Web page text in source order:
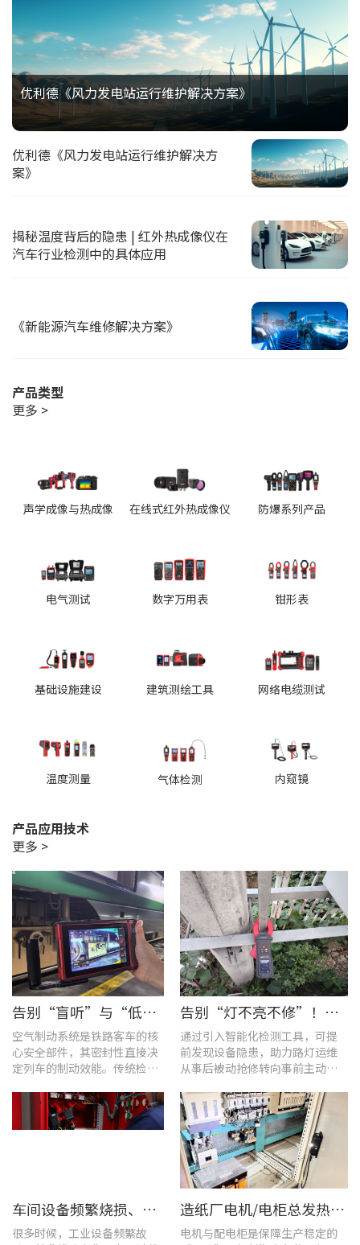
优利德《风力发电站运行维护解决方案》
优利德《风力发电站运行维护解决方
案》
揭秘温度背后的隐患 | 红外热成像仪在
汽车行业检测中的具体应用
《新能源汽车维修解决方案》
产品类型
更多 >
声学成像与热成像 在线式红外热成像仪 防爆系列产品
电气测试 数字万用表 钳形表
基础设施建设 建筑测绘工具 网络电缆测试
温度测量 气体检测 内窥镜
产品应用技术
更多 >
告别“盲听”与“低效” | 优利德智能检测方案助力铁路运维检修提质增效
空气制动系统是铁路客车的核
心安全部件，其密封性直接决
定列车的制动效能。传统检修
的排查方式，不仅耗时费力，
更易造成漏检
告别“灯不亮不修”！优利德产品组合赋能城市道路照明设施运维更高效
通过引入智能化检测工具，可提
前发现设备隐患，助力路灯运维
从事后被动抢修转向事前主动预
车间设备频繁烧损、无故停机?一台UT285C搞定电能质量隐患
很多时候，工业设备频繁故
造纸厂电机/电柜总发热？这套7×24h在线监测方案帮你“扼杀”热隐患！
电机与配电柜是保障生产稳定的